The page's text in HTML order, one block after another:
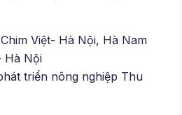
Việt- Hà Nội, Hà Nam
Hà Nội
triển nông nghiệp Thu